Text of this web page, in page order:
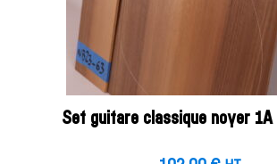
Set guitare classique noyer